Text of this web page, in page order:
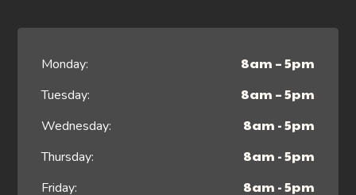
Monday: 8am – 5pm
Tuesday: 8am – 5pm
Wednesday: 8am - 5pm
Thursday: 8am - 5pm
Friday: 8am - 5pm